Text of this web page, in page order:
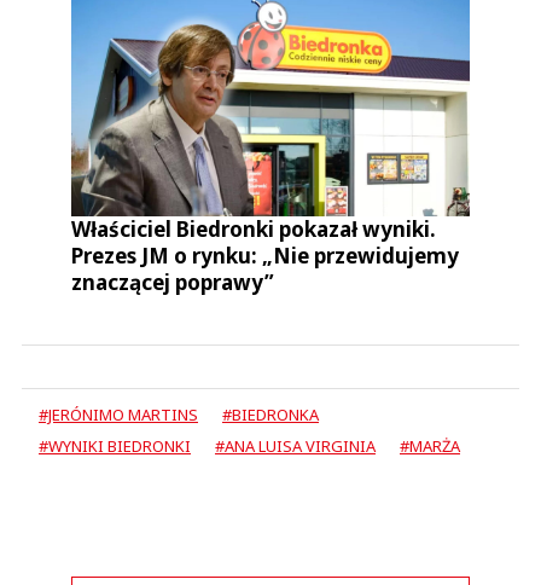
Właściciel Biedronki pokazał wyniki.
Prezes JM o rynku: „Nie przewidujemy
znaczącej poprawy”
#JERÓNIMO MARTINS
#BIEDRONKA
#WYNIKI BIEDRONKI
#ANA LUISA VIRGINIA #MARŻA